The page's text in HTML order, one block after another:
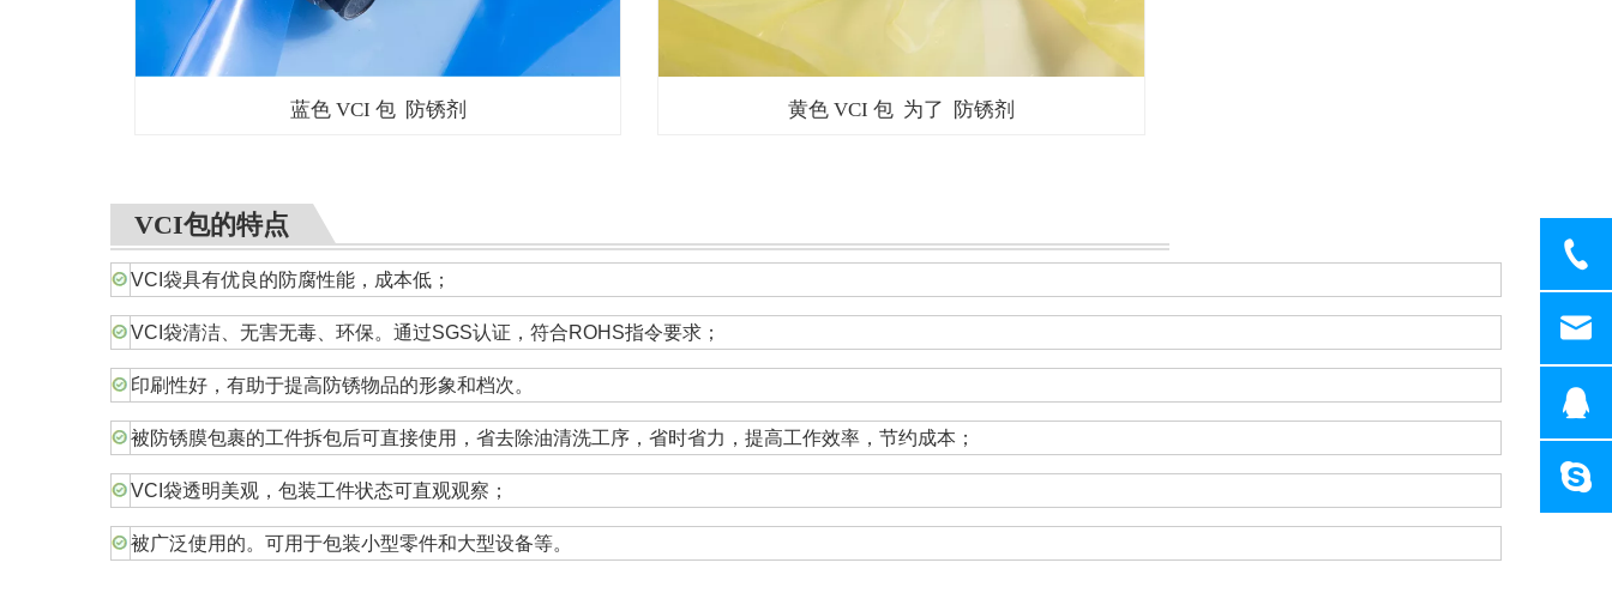
蓝色 VCI 包 防锈剂 黄色 VCI 包 为了 防锈剂
VCI包的特点
VCI袋具有优良的防腐性能，成本低；
VCI袋清洁、无害无毒、环保。通过SGS认证，符合ROHS指令要求；
印刷性好，有助于提高防锈物品的形象和档次。
被防锈膜包裹的工件拆包后可直接使用，省去除油清洗工序，省时省力，提高工作效率，节约成本；
VCI袋透明美观，包装工件状态可直观观察；
被广泛使用的。可用于包装小型零件和大型设备等。